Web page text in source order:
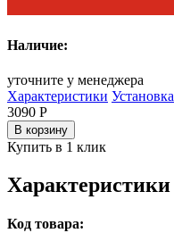
Наличие:
уточните у менеджера
Характеристики Установка
3090 Р
В корзину
Купить в 1 клик
Характеристики
Код товара: